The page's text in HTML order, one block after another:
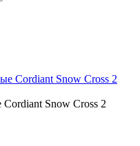
Snow Cross 2